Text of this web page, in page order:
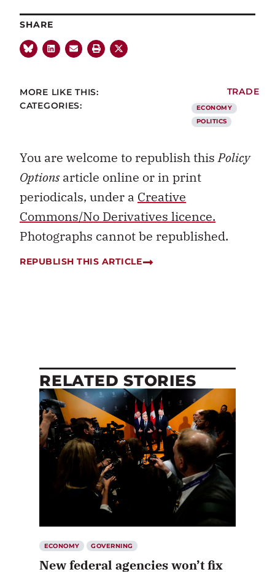
SHARE
MORE LIKE THIS: TRADE
CATEGORIES:
ECONOMY
POLITICS
You are welcome to republish thisPolicy
Optionsarticle online or in print
periodicals, under a Creative
Commons/No Derivatives licence.
Photographs cannot be republished.
REPUBLISH THIS ARTICLE
RELATED STORIES
ECONOMY GOVERNING
New federal agencies won’t fix